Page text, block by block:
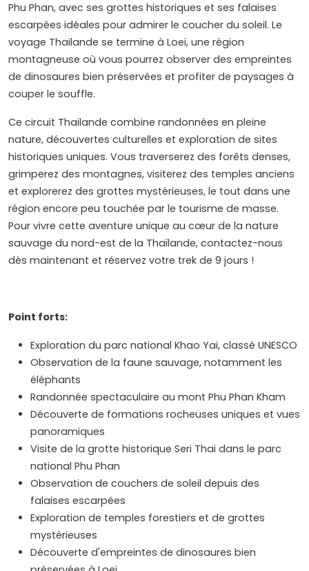
Phu Phan, avec ses grottes historiques et ses falaises
escarpées idéales pour admirer le coucher du soleil. Le
voyage Thailande se termine à Loei, une région
montagneuse où vous pourrez observer des empreintes
de dinosaures bien préservées et profiter de paysages à
couper le souffle.
Ce circuit Thailande combine randonnées en pleine
nature, découvertes culturelles et exploration de sites
historiques uniques. Vous traverserez des forêts denses,
grimperez des montagnes, visiterez des temples anciens
et explorerez des grottes mystérieuses, le tout dans une
région encore peu touchée par le tourisme de masse.
Pour vivre cette aventure unique au cœur de la nature
sauvage du nord-est de la Thaïlande, contactez-nous
dès maintenant et réservez votre trek de 9 jours !
Point forts:
Exploration du parc national Khao Yai, classé UNESCO
Observation de la faune sauvage, notamment les
éléphants
Randonnée spectaculaire au mont Phu Phan Kham
Découverte de formations rocheuses uniques et vues
panoramiques
Visite de la grotte historique Seri Thai dans le parc
national Phu Phan
Observation de couchers de soleil depuis des
falaises escarpées
Exploration de temples forestiers et de grottes
mystérieuses
Découverte d'empreintes de dinosaures bien